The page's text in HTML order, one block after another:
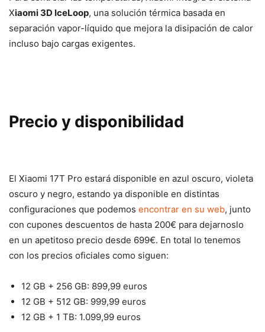
Xiaomi 3D IceLoop, una solución térmica basada en
separación vapor-líquido que mejora la disipación de calor
incluso bajo cargas exigentes.
Precio y disponibilidad
El Xiaomi 17T Pro estará disponible en azul oscuro, violeta
oscuro y negro, estando ya disponible en distintas
configuraciones que podemos encontrar en su web, junto
con cupones descuentos de hasta 200€ para dejarnoslo
en un apetitoso precio desde 699€. En total lo tenemos
con los precios oficiales como siguen:
12 GB + 256 GB: 899,99 euros
12 GB + 512 GB: 999,99 euros
12 GB + 1 TB: 1.099,99 euros